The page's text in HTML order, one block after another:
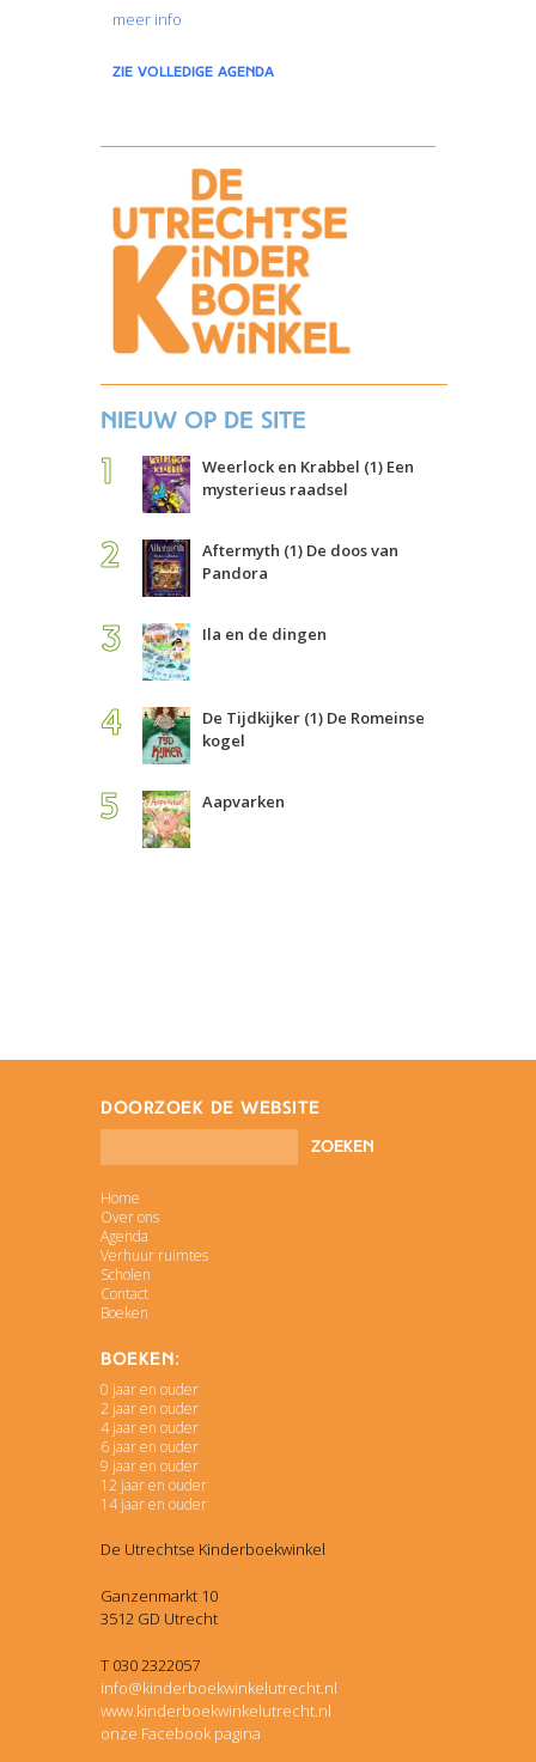
meer info
zie volledige agenda
Nieuw op de site
Weerlock en Krabbel (1) Een
mysterieus raadsel
Aftermyth (1) De doos van
Pandora
Ila en de dingen
De Tijdkijker (1) De Romeinse
kogel
Aapvarken
doorzoek de website
Home
Over ons
Agenda
Verhuur ruimtes
Scholen
Contact
Boeken
Boeken:
0 jaar en ouder
2 jaar en ouder
4 jaar en ouder
6 jaar en ouder
9 jaar en ouder
12 jaar en ouder
14 jaar en ouder
De Utrechtse Kinderboekwinkel
Ganzenmarkt 10
3512 GD Utrecht
T 030 2322057
info@kinderboekwinkelutrecht.nl
www.kinderboekwinkelutrecht.nl
onze Facebook pagina